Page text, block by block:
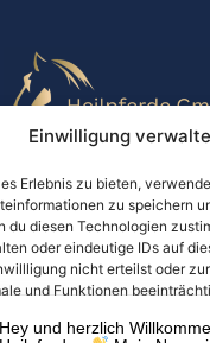
Einwilligung
Erlebnis zu bieten,
zu speichern
du diesen Technologien
oder eindeutige IDs auf
nicht erteilst oder
und Funktionen
Impressum
Hey und herzlich